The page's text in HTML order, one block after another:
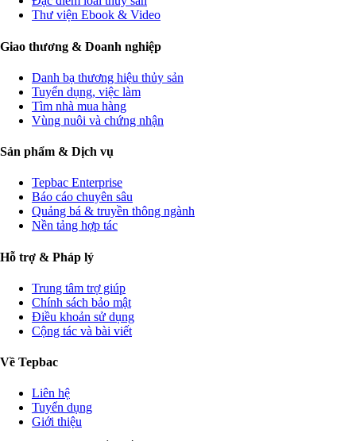
Thư viện Ebook & Video
Giao thương & Doanh nghiệp
Danh bạ thương hiệu thủy sản
Tuyển dụng, việc làm
Tìm nhà mua hàng
Vùng nuôi và chứng nhận
Sản phẩm & Dịch vụ
Tepbac Enterprise
Báo cáo chuyên sâu
Quảng bá & truyền thông ngành
Nền tảng hợp tác
Hỗ trợ & Pháp lý
Trung tâm trợ giúp
Chính sách bảo mật
Điều khoản sử dụng
Cộng tác và bài viết
Về Tepbac
Liên hệ
Tuyển dụng
Giới thiệu